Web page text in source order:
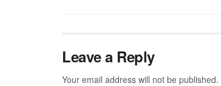
Leave a Reply
Your email address will not be published.